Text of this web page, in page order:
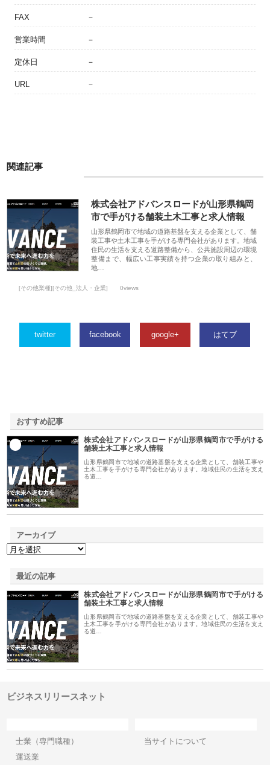
FAX －
営業時間 －
定休日 －
URL －
関連記事
株式会社アドバンスロードが山形県鶴岡
市で手がける舗装土木工事と求人情報
山形県鶴岡市で地域の道路基盤を支える企業として、舗
装工事や土木工事を手がける専門会社があります。地域
住民の生活を支える道路整備から、公共施設周辺の環境
整備まで、幅広い工事実績を持つ企業の取り組みと、
地…
[その他業種][その他_法人・企業] 0views
twitter facebook google+ はてブ
おすすめ記事
株式会社アドバンスロードが山形県鶴岡市で手がける
舗装土木工事と求人情報
山形県鶴岡市で地域の道路基盤を支える企業として、舗装工事や
土木工事を手がける専門会社があります。地域住民の生活を支え
る道…
アーカイブ
最近の記事
株式会社アドバンスロードが山形県鶴岡市で手がける
舗装土木工事と求人情報
山形県鶴岡市で地域の道路基盤を支える企業として、舗装工事や
土木工事を手がける専門会社があります。地域住民の生活を支え
る道…
ビジネスリリースネット
士業（専門職種）
運送業
当サイトについて